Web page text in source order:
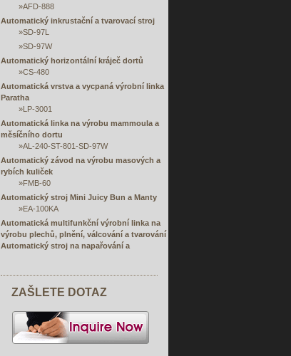
»AFD-888
Automatický inkrustační a tvarovací stroj
»SD-97L
»SD-97W
Automatický horizontální kráječ dortů
»CS-480
Automatická vrstva a vycpaná výrobní linka
Paratha
»LP-3001
Automatická linka na výrobu mammoula a
měsíčního dortu
»AL-240-ST-801-SD-97W
Automatický závod na výrobu masových a
rybích kuliček
»FMB-60
Automatický stroj Mini Juicy Bun a Manty
»EA-100KA
Automatická multifunkční výrobní linka na
výrobu plechů, plnění, válcování a tvarování
Automatický stroj na napařování a
výrobní linka s otevřenými konci Finger
FSP
Automatický stroj na výrobu jarních rolek a
pečiva Samosa
ZAŠLETE DOTAZ